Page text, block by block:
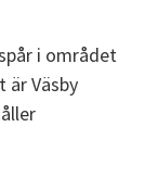
i området
är Väsby